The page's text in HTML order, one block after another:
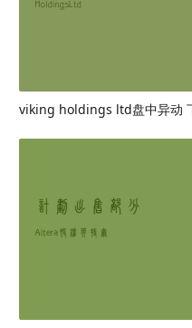
viking holdings ltd盘中异动